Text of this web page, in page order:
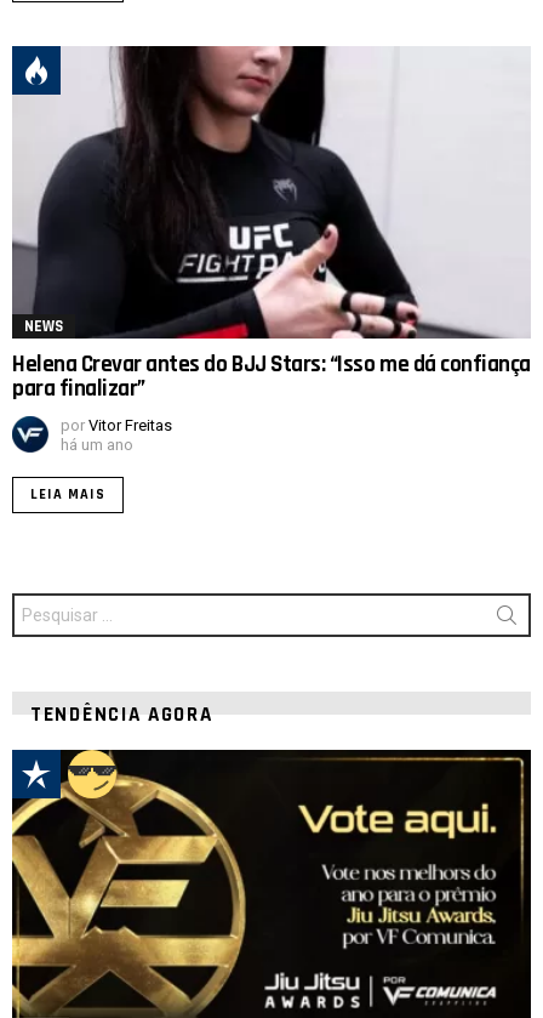
NEWS
Helena Crevar antes do BJJ Stars: “Isso me dá confiança
para finalizar”
por Vitor Freitas
há um ano
LEIA MAIS
Procurar
por:
TENDÊNCIA AGORA